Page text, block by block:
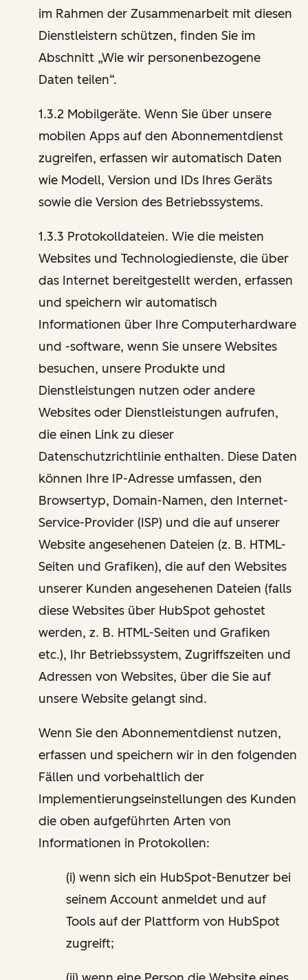
im Rahmen der Zusammenarbeit mit diesen
Dienstleistern schützen, finden Sie im
Abschnitt „Wie wir personenbezogene
Daten teilen“.
1.3.2 Mobilgeräte. Wenn Sie über unsere
mobilen Apps auf den Abonnementdienst
zugreifen, erfassen wir automatisch Daten
wie Modell, Version und IDs Ihres Geräts
sowie die Version des Betriebssystems.
1.3.3 Protokolldateien. Wie die meisten
Websites und Technologiedienste, die über
das Internet bereitgestellt werden, erfassen
und speichern wir automatisch
Informationen über Ihre Computerhardware
und -software, wenn Sie unsere Websites
besuchen, unsere Produkte und
Dienstleistungen nutzen oder andere
Websites oder Dienstleistungen aufrufen,
die einen Link zu dieser
Datenschutzrichtlinie enthalten. Diese Daten
können Ihre IP-Adresse umfassen, den
Browsertyp, Domain-Namen, den Internet-
Service-Provider (ISP) und die auf unserer
Website angesehenen Dateien (z. B. HTML-
Seiten und Grafiken), die auf den Websites
unserer Kunden angesehenen Dateien (falls
diese Websites über HubSpot gehostet
werden, z. B. HTML-Seiten und Grafiken
etc.), Ihr Betriebssystem, Zugriffszeiten und
Adressen von Websites, über die Sie auf
unsere Website gelangt sind.
Wenn Sie den Abonnementdienst nutzen,
erfassen und speichern wir in den folgenden
Fällen und vorbehaltlich der
Implementierungseinstellungen des Kunden
die oben aufgeführten Arten von
Informationen in Protokollen:
(i) wenn sich ein HubSpot-Benutzer bei
seinem Account anmeldet und auf
Tools auf der Plattform von HubSpot
zugreift;